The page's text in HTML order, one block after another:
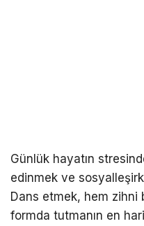
Günlük hayatın
edinmek ve
Dans etmek, hem zihni
formda tutmanın en